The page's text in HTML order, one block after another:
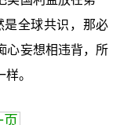
是全球共识，那必
心妄想相违背，所
。
页